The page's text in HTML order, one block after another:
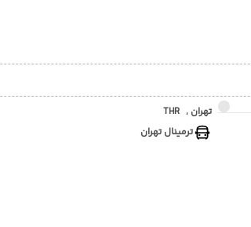
تهران , THR
ترمینال تهران